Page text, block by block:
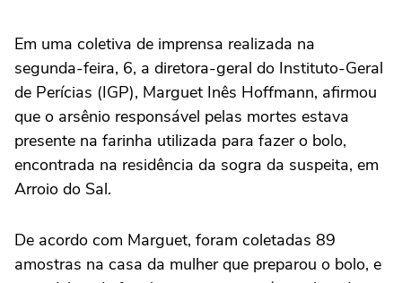
Em uma coletiva de imprensa realizada na
segunda-feira, 6, a diretora-geral do Instituto-Geral
de Perícias (IGP), Marguet Inês Hoffmann, afirmou
que o arsênio responsável pelas mortes estava
presente na farinha utilizada para fazer o bolo,
encontrada na residência da sogra da suspeita, em
Arroio do Sal.
De acordo com Marguet, foram coletadas 89
amostras na casa da mulher que preparou o bolo, e